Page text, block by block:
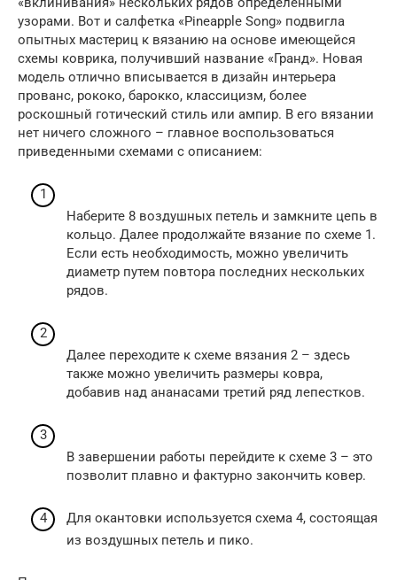
узорами. Вот и салфетка «Pineapple Song» подвигла
опытных мастериц к вязанию на основе имеющейся
схемы коврика, получивший название «Гранд». Новая
модель отлично вписывается в дизайн интерьера
прованс, рококо, барокко, классицизм, более
роскошный готический стиль или ампир. В его вязании
нет ничего сложного – главное воспользоваться
приведенными схемами с описанием:
Наберите 8 воздушных петель и замкните цепь в
кольцо. Далее продолжайте вязание по схеме 1.
Если есть необходимость, можно увеличить
диаметр путем повтора последних нескольких
рядов.
Далее переходите к схеме вязания 2 – здесь
также можно увеличить размеры ковра,
добавив над ананасами третий ряд лепестков.
В завершении работы перейдите к схеме 3 – это
позволит плавно и фактурно закончить ковер.
Для окантовки используется схема 4, состоящая
из воздушных петель и пико.